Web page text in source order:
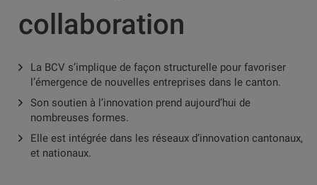
collaboration
La BCV s’implique de façon structurelle pour favoriser
l’émergence de nouvelles entreprises dans le canton.
Son soutien à l’innovation prend aujourd’hui de
nombreuses formes.
Elle est intégrée dans les réseaux d’innovation cantonaux,
et nationaux.